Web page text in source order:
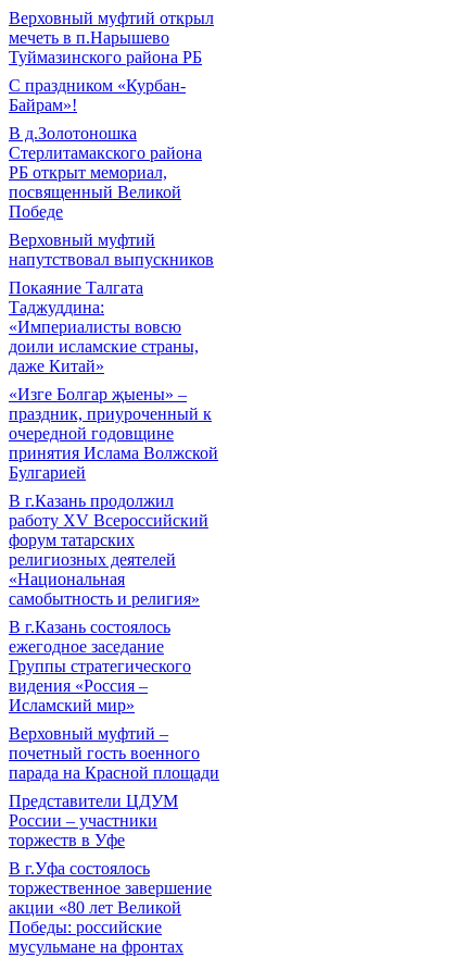
Верховный муфтий открыл
мечеть в п.Нарышево
Туймазинского района РБ
С праздником «Курбан-
Байрам»!
В д.Золотоношка
Стерлитамакского района
РБ открыт мемориал,
посвященный Великой
Победе
Верховный муфтий
напутствовал выпускников
Покаяние Талгата
Таджуддина:
«Империалисты вовсю
доили исламские страны,
даже Китай»
«Изге Болгар җыены» –
праздник, приуроченный к
очередной годовщине
принятия Ислама Волжской
Булгарией
В г.Казань продолжил
работу XV Всероссийский
форум татарских
религиозных деятелей
«Национальная
самобытность и религия»
В г.Казань состоялось
ежегодное заседание
Группы стратегического
видения «Россия –
Исламский мир»
Верховный муфтий –
почетный гость военного
парада на Красной площади
Представители ЦДУМ
России – участники
торжеств в Уфе
В г.Уфа состоялось
торжественное завершение
акции «80 лет Великой
Победы: российские
мусульмане на фронтах